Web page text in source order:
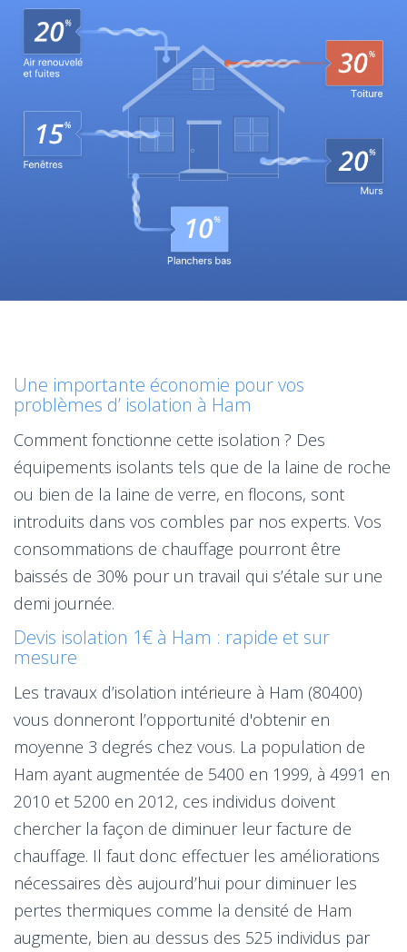
Une importante économie pour vos
problèmes d’ isolation à Ham
Comment fonctionne cette isolation ? Des
équipements isolants tels que de la laine de roche
ou bien de la laine de verre, en flocons, sont
introduits dans vos combles par nos experts. Vos
consommations de chauffage pourront être
baissés de 30% pour un travail qui s’étale sur une
demi journée.
Devis isolation 1€ à Ham : rapide et sur
mesure
Les travaux d’isolation intérieure à Ham (80400)
vous donneront l’opportunité d'obtenir en
moyenne 3 degrés chez vous. La population de
Ham ayant augmentée de 5400 en 1999, à 4991 en
2010 et 5200 en 2012, ces individus doivent
chercher la façon de diminuer leur facture de
chauffage. Il faut donc effectuer les améliorations
nécessaires dès aujourd’hui pour diminuer les
pertes thermiques comme la densité de Ham
augmente, bien au dessus des 525 individus par